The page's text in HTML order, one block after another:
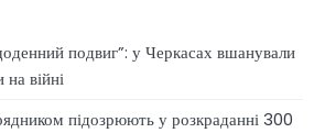
подвиг”: у Черкасах вшанували
на війні
підозрюють у розкраданні 300